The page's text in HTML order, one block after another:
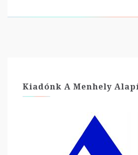
Kiadónk A Menhely